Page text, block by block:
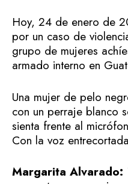
Hoy, 24 de enero de
por un caso de
grupo de mujeres
armado interno en
Una mujer de pelo
con un perraje blanco
sienta frente al
Con la voz
Margarita Alvarado: